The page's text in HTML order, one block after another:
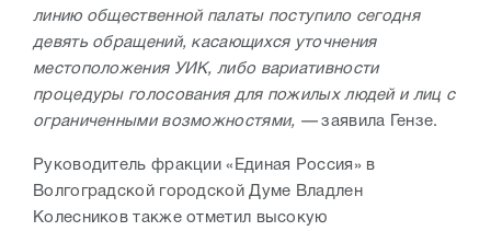
линию общественной палаты поступило сегодня
девять обращений, касающихся уточнения
местоположения УИК, либо вариативности
процедуры голосования для пожилых людей и лиц с
ограниченными возможностями, —заявила Гензе.
Руководитель фракции «Единая Россия» в
Волгоградской городской Думе Владлен
Колесников также отметил высокую